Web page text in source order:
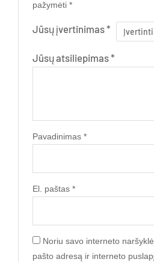
pažymėti*
Jūsų įvertinimas*
Jūsų atsiliepimas*
Pavadinimas*
El. paštas*
Noriu savo interneto
pašto adresą ir interneto